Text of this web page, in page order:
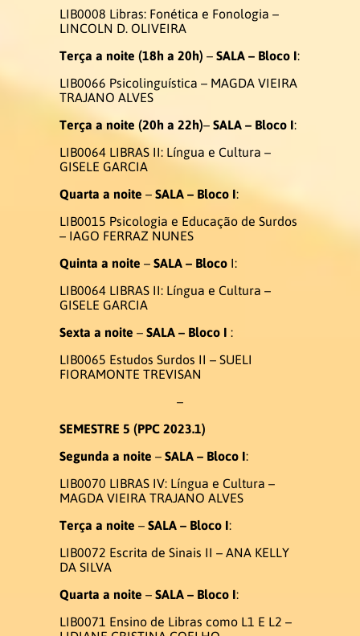
Estrutura Curricular
Matriz Curricular
Disciplinas 2026.1
Disciplinas 2026.2
Atividades Complementares
Infraestrutura
Laboratório de LEPEVLibras
Eventos
V Semana do Letras Libras e V
SUBMISSÃO DOS RESUMOS
LIB0008 Libras: Fonética e Fonologia –
LINCOLN D. OLIVEIRA
Terça a noite (18h a 20h) – SALA – Bloco I:
LIB0066 Psicolinguística – MAGDA VIEIRA
TRAJANO ALVES
Terça a noite (20h a 22h)– SALA – Bloco I:
LIB0064 LIBRAS II: Língua e Cultura –
GISELE GARCIA
Quarta a noite – SALA – Bloco I:
LIB0015 Psicologia e Educação de Surdos
– IAGO FERRAZ NUNES
Quinta a noite – SALA – Bloco I:
LIB0064 LIBRAS II: Língua e Cultura –
GISELE GARCIA
Sexta a noite – SALA – Bloco I :
LIB0065 Estudos Surdos II – SUELI
FIORAMONTE TREVISAN
–
SEMESTRE 5 (PPC 2023.1)
Segunda a noite – SALA – Bloco I:
LIB0070 LIBRAS IV: Língua e Cultura –
MAGDA VIEIRA TRAJANO ALVES
Terça a noite – SALA – Bloco I:
LIB0072 Escrita de Sinais II – ANA KELLY
DA SILVA
Quarta a noite – SALA – Bloco I:
LIB0071 Ensino de Libras como L1 E L2 –